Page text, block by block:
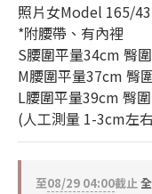
照片女Model 165/
*附腰帶、有內裡
S腰圍平量34cm 臀
M腰圍平量37cm 臀
L腰圍平量39cm 臀
(人工測量 1-3cm左
至08/29 04:00截止